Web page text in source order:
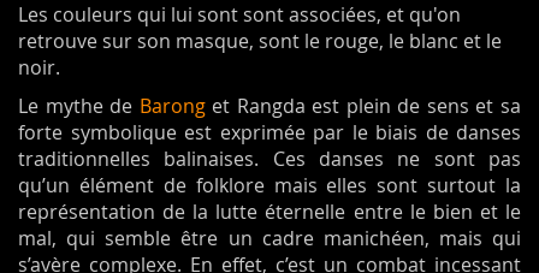
Les couleurs qui lui sont sont associées, et qu'on
retrouve sur son masque, sont le rouge, le blanc et le
noir.
Le mythe de Baronget Rangda est plein de sens et sa
forte symbolique est exprimée par le biais de danses
traditionnelles balinaises. Ces danses ne sont pas
qu’un élément de folklore mais elles sont surtout la
représentation de la lutte éternelle entre le bien et le
mal, qui semble être un cadre manichéen, mais qui
s’avère complexe. En effet, c’est un combat incessant